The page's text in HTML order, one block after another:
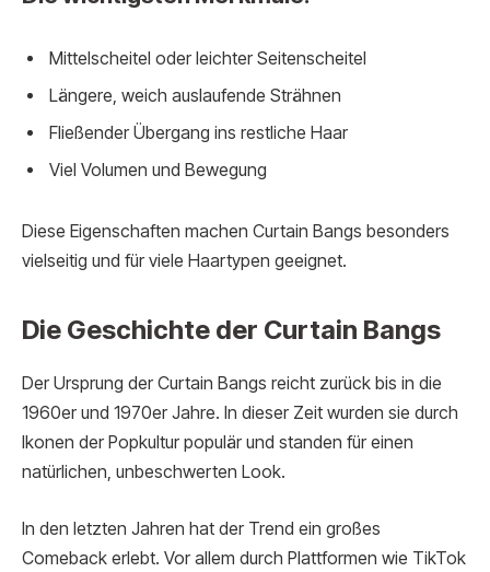
Mittelscheitel oder leichter Seitenscheitel
Längere, weich auslaufende Strähnen
Fließender Übergang ins restliche Haar
Viel Volumen und Bewegung
Diese Eigenschaften machen Curtain Bangs besonders
vielseitig und für viele Haartypen geeignet.
Die Geschichte der Curtain Bangs
Der Ursprung der Curtain Bangs reicht zurück bis in die
1960er und 1970er Jahre. In dieser Zeit wurden sie durch
Ikonen der Popkultur populär und standen für einen
natürlichen, unbeschwerten Look.
In den letzten Jahren hat der Trend ein großes
Comeback erlebt. Vor allem durch Plattformen wie TikTok